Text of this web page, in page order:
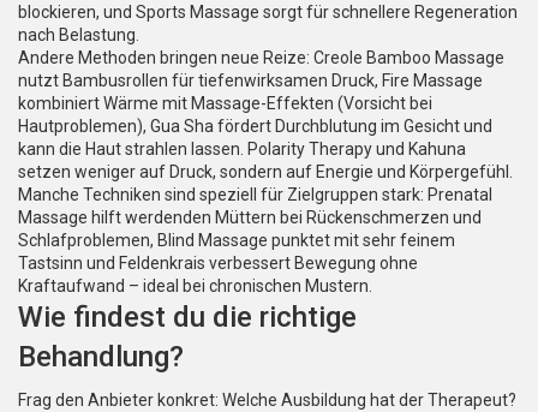
blockieren, und Sports Massage sorgt für schnellere Regeneration
nach Belastung.
Andere Methoden bringen neue Reize: Creole Bamboo Massage
nutzt Bambusrollen für tiefenwirksamen Druck, Fire Massage
kombiniert Wärme mit Massage-Effekten (Vorsicht bei
Hautproblemen), Gua Sha fördert Durchblutung im Gesicht und
kann die Haut strahlen lassen. Polarity Therapy und Kahuna
setzen weniger auf Druck, sondern auf Energie und Körpergefühl.
Manche Techniken sind speziell für Zielgruppen stark: Prenatal
Massage hilft werdenden Müttern bei Rückenschmerzen und
Schlafproblemen, Blind Massage punktet mit sehr feinem
Tastsinn und Feldenkrais verbessert Bewegung ohne
Kraftaufwand – ideal bei chronischen Mustern.
Wie findest du die richtige
Behandlung?
Frag den Anbieter konkret: Welche Ausbildung hat der Therapeut?